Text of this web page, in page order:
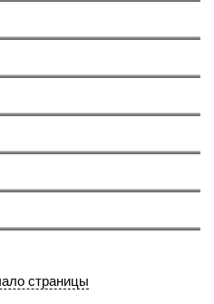
страницы